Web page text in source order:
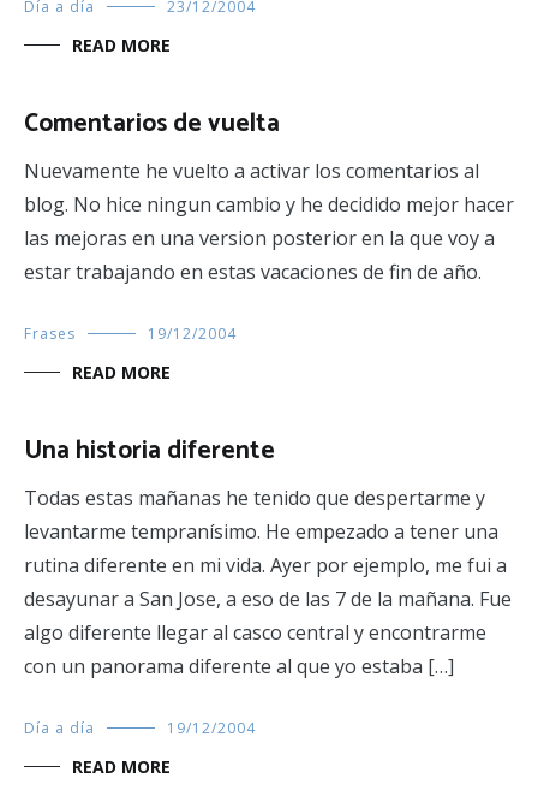
Día a día 23/12/2004
READ MORE
Comentarios de vuelta
Nuevamente he vuelto a activar los comentarios al
blog. No hice ningun cambio y he decidido mejor hacer
las mejoras en una version posterior en la que voy a
estar trabajando en estas vacaciones de fin de año.
Frases 19/12/2004
READ MORE
Una historia diferente
Todas estas mañanas he tenido que despertarme y
levantarme tempranísimo. He empezado a tener una
rutina diferente en mi vida. Ayer por ejemplo, me fui a
desayunar a San Jose, a eso de las 7 de la mañana. Fue
algo diferente llegar al casco central y encontrarme
con un panorama diferente al que yo estaba […]
Día a día 19/12/2004
READ MORE